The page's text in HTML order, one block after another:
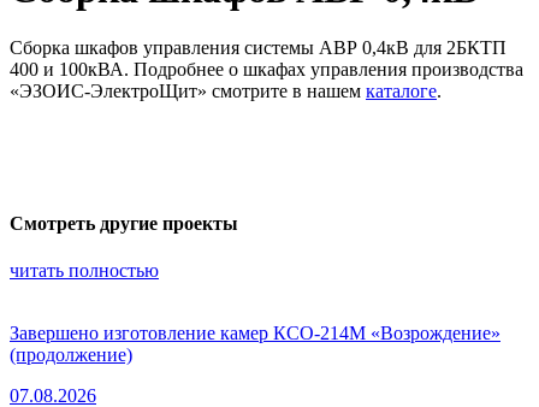
Сборка шкафов управления системы АВР 0,4кВ для 2БКТП
400 и 100кВА. Подробнее о шкафах управления производства
«ЭЗОИС-ЭлектроЩит» смотрите в нашем каталоге.
Смотреть другие проекты
читать полностью
Завершено изготовление камер КСО-214М «Возрождение»
(продолжение)
07.08.2026